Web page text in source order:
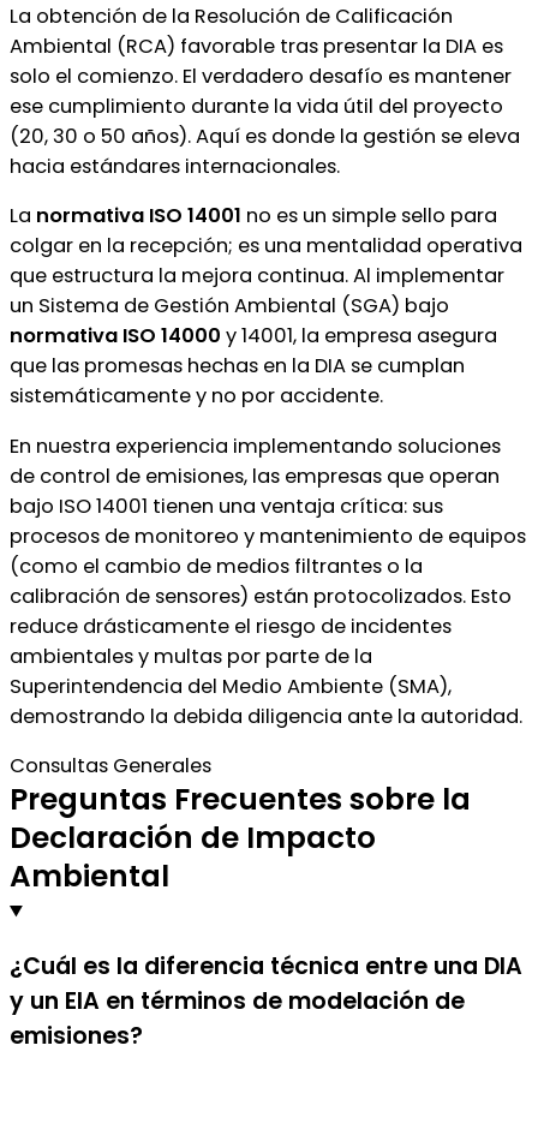
La obtención de la Resolución de Calificación
Ambiental (RCA) favorable tras presentar la DIA es
solo el comienzo. El verdadero desafío es mantener
ese cumplimiento durante la vida útil del proyecto
(20, 30 o 50 años). Aquí es donde la gestión se eleva
hacia estándares internacionales.
La normativa ISO 14001 no es un simple sello para
colgar en la recepción; es una mentalidad operativa
que estructura la mejora continua. Al implementar
un Sistema de Gestión Ambiental (SGA) bajo
normativa ISO 14000 y 14001, la empresa asegura
que las promesas hechas en la DIA se cumplan
sistemáticamente y no por accidente.
En nuestra experiencia implementando soluciones
de control de emisiones, las empresas que operan
bajo ISO 14001 tienen una ventaja crítica: sus
procesos de monitoreo y mantenimiento de equipos
(como el cambio de medios filtrantes o la
calibración de sensores) están protocolizados. Esto
reduce drásticamente el riesgo de incidentes
ambientales y multas por parte de la
Superintendencia del Medio Ambiente (SMA),
demostrando la debida diligencia ante la autoridad.
Consultas Generales
Preguntas Frecuentes sobre la
Declaración de Impacto
Ambiental
¿Cuál es la diferencia técnica entre una DIA
y un EIA en términos de modelación de
emisiones?